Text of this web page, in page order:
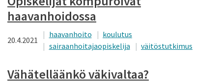
haavanhoidossa
20.4.2021
haavanhoito
koulutus
sairaanhoitajaopiskelija
väitöstutkimus
Vähätelläänkö väkivaltaa?